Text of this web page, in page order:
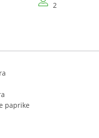
2
paprike